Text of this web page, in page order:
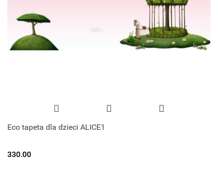
Eco tapeta dla dzieci ALICE1
330.00